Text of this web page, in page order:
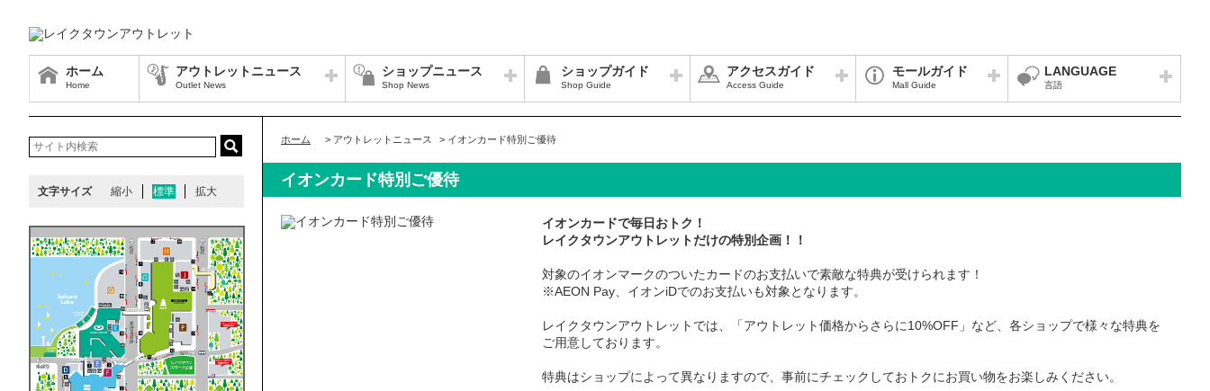
ホーム
Home
アウトレットニュース
Outlet News
ショップニュース
Shop News
ショップガイド
Shop Guide
アクセスガイド
Access Guide
モールガイド
Mall Guide
LANGUAGE
言語
ホーム > アウトレットニュース > イオンカード特別ご優待
イオンカード特別ご優待
イオンカードで毎日おトク！
レイクタウンアウトレットだけの特別企画！！
対象のイオンマークのついたカードのお支払いで素敵な特典が受けられます！
※AEON Pay、イオンiDでのお支払いも対象となります。
レイクタウンアウトレットでは、「アウトレット価格からさらに10%OFF」など、各ショップで様々な特典を
ご用意しております。
特典はショップによって異なりますので、事前にチェックしておトクにお買い物をお楽しみください。
文字サイズ 縮小 標準 拡大